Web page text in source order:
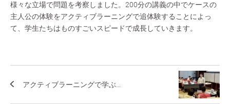
様々な立場で問題を考察しました。200分の講義の中でケースの
主人公の体験をアクティブラーニングで追体験することによっ
て、学生たちはものすごいスピードで成長していきます。
アクティブラーニングで学ぶ...